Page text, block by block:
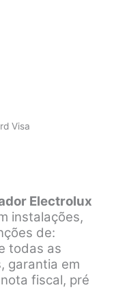
Visa
Electrolux
instalações,
de:
todas as
garantia em
fiscal, pré